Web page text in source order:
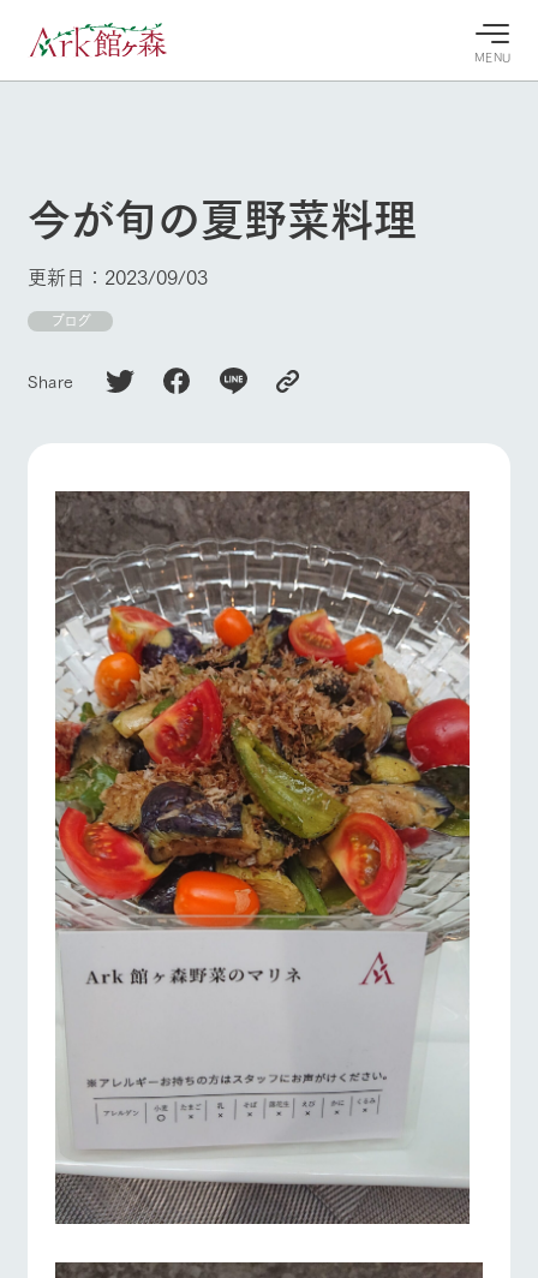
MENU
牧場へ行
営業時
間・料金
交通アク
セス
よくいた
だく質問
団体のお
客様へ
お問い合
わせ・資
料請求
よく見られている情報
今日の牧
本日の営業時間
や牧場の天気、
状況などを毎日
Ark館ヶ森で開
催しているイベ
情報やスケジュ
ビゲート
施設・体験情報
フラワー
ガーデン
花のある美しい
自然環境の中、
季節の移り変わ
りを存分に味わ
う
動物とふ
れあう
触れて、感じ
て、学ぶ。館ヶ
森の雄大な自然
なかで動物とふ
れあう
アクティ
ビティ／
体験
ツリーハウスや
各種体験教室な
ど、楽しみなが
ら学べる様々な
アクティビティ
レストラ
ン
牧場の生産品を
知り尽くした料
理人が腕を振
スタイルで提供
ショップ
／お買い
物
丹精込めて育て
た生産品をはじ
品を取り揃えた
牧場マッ
プ
牧場マップのダ
ウンロード
牧場内を巡る周
遊バスのご案内
Ark館ヶ森について
牧場に行く
生産品を見る
ArkFarm Wedding
お知らせ
ブログ
お問い合わせ・資料請求
生産品カタログ・資料DL
English (Google Translate)
個人情報取扱いについて
牧場トップ 今日の牧場 牧場の楽しみ方
イベント/フェア レストラン/BBQ フラワーガーデン
動物とふれあう アクティビティ/体験 ショップ/お買い物
牧場マップを見る 周遊バス
交通アクセス
よくあるご質問
団体のお客様へ
今が旬の夏野菜料理
更新日：2023/09/03
ブログ
Share